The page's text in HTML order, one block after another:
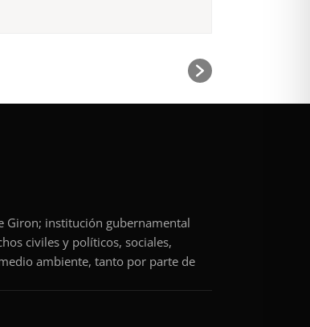
Giron; institución gubernamental
civiles y políticos, sociales,
ambiente, tanto por parte de